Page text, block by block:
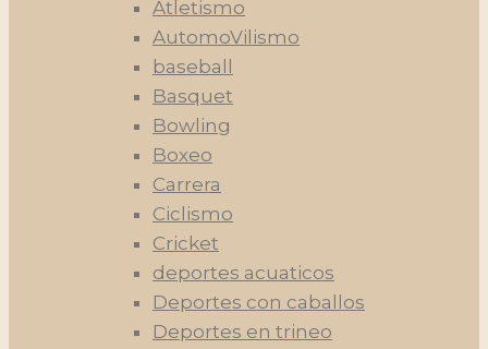
Atletismo
AutomoVilismo
baseball
Basquet
Bowling
Boxeo
Carrera
Ciclismo
Cricket
deportes acuaticos
Deportes con caballos
Deportes en trineo